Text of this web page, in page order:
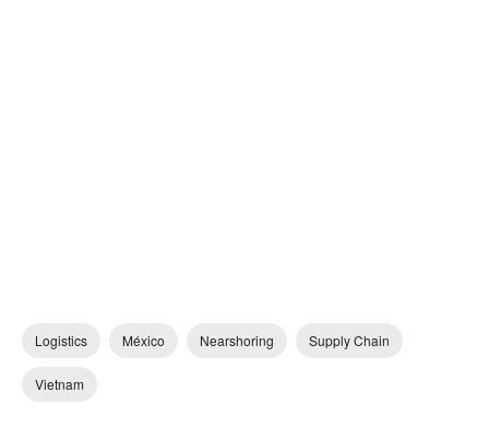
Logistics México Nearshoring Supply Chain
Vietnam